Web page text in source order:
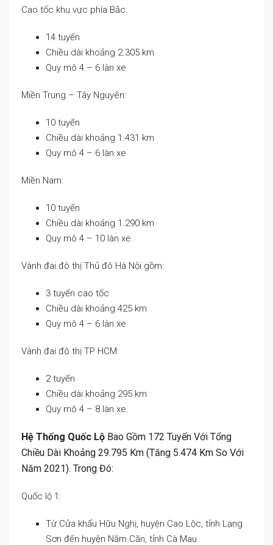
Cao tốc khu vực phía Bắc:
14 tuyến
Chiều dài khoảng 2.305 km
Quy mô 4 – 6 làn xe
Miền Trung – Tây Nguyên:
10 tuyến
Chiều dài khoảng 1.431 km
Quy mô 4 – 6 làn xe
Miền Nam:
10 tuyến
Chiều dài khoảng 1.290 km
Quy mô 4 – 10 làn xe.
Vành đai đô thị Thủ đô Hà Nội gồm:
3 tuyến cao tốc
Chiều dài khoảng 425 km
Quy mô 4 – 6 làn xe
Vành đai đô thị TP HCM:
2 tuyến
Chiều dài khoảng 295 km
Quy mô 4 – 8 làn xe.
Hệ Thống Quốc Lộ Bao Gồm 172 Tuyến Với Tổng
Chiều Dài Khoảng 29.795 Km (tăng 5.474 Km So Với
Năm 2021). Trong Đó:
Quốc lộ 1:
Từ Cửa khẩu Hữu Nghị, huyện Cao Lộc, tỉnh Lạng
Sơn đến huyện Năm Căn, tỉnh Cà Mau